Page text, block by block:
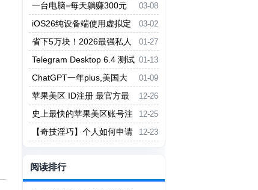
03-08
一台电脑=每天躺赚300元
【天堂经典版 台服】打金教程03-02
iOS26纯设备端使用虚拟定
位，无需尾插！
01-27
省下5万块！2026最强私人
AI员工Clawdbot部署全攻略 01-13
Telegram Desktop 6.4 测试
批量封禁功能，管理员可一键在多
群组封禁用户
01-09
ChatGPT一年plus,美国大
兵认证最简单教程
12-26
苹果美区 ID注册 最官方最
简单的方式
12-25
史上最快的苹果美区账号注
册方法
12-23
【奇技淫巧】个人如何申请
成为顶级域名的认证注册商
阅读排行